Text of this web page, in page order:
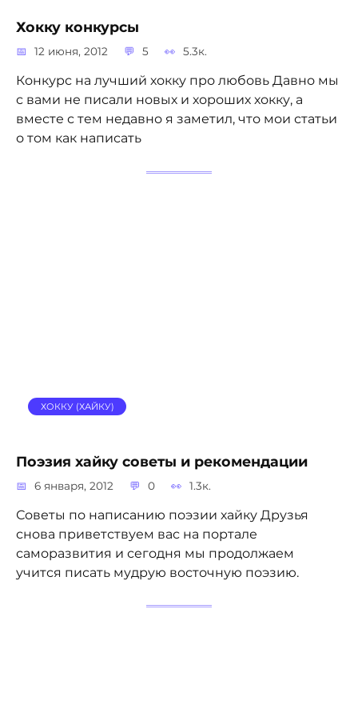
Хокку конкурсы
12 июня, 2012 5 5.3к.
Конкурс на лучший хокку про любовь Давно мы
с вами не писали новых и хороших хокку, а
вместе с тем недавно я заметил, что мои статьи
о том как написать
ХОККУ (ХАЙКУ)
Поэзия хайку советы и рекомендации
6 января, 2012 0 1.3к.
Советы по написанию поэзии хайку Друзья
снова приветствуем вас на портале
саморазвития и сегодня мы продолжаем
учится писать мудрую восточную поэзию.